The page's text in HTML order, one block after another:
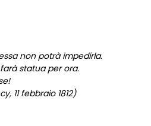
non potrà impedirla.
statua per ora.
11 febbraio 1812)